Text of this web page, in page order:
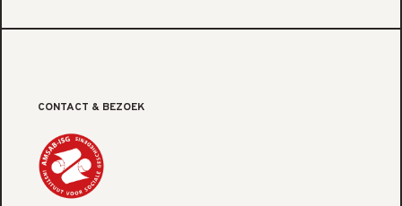
CONTACT & BEZOEK